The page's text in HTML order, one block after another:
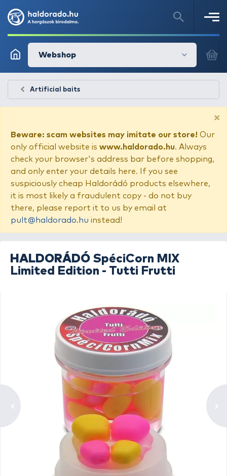
Webshop
Artificial baits
×
Beware: scam websites may imitate our store! Our
only official website is www.haldorado.hu. Always
check your browser's address bar before shopping,
and only enter your details here. If you see
suspiciously cheap Haldorádó products elsewhere,
it is most likely a fraudulent copy - do not buy
there, please report it to us by email at
pult@haldorado.hu instead!
HALDORÁDÓ SpéciCorn MIX
Limited Edition - Tutti Frutti